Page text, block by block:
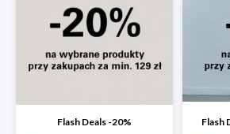
Flash Deals -20% Flash